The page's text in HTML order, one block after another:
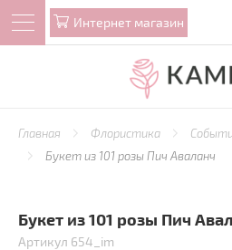
Интернет магазин
Главная Флористика
Букет из 101 розы Пич Аваланч
Букет из 101 розы Пич
Артикул 654_im